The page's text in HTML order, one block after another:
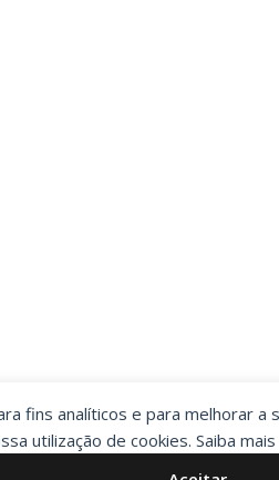
fins analíticos e para melhorar a
utilização de cookies. Saiba